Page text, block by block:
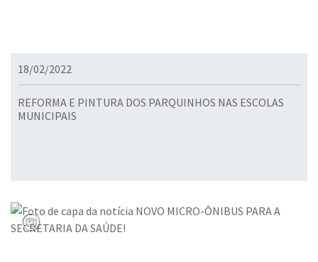
18/02/2022
REFORMA E PINTURA DOS PARQUINHOS NAS ESCOLAS
MUNICIPAIS